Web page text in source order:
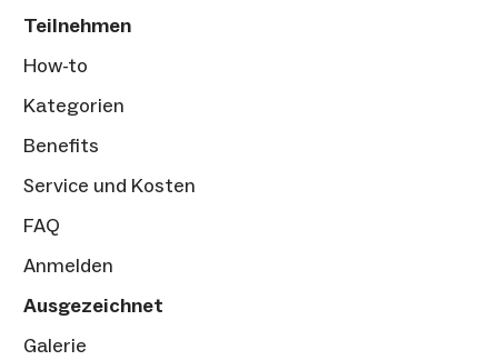
Teilnehmen
How-to
Kategorien
Benefits
Service und Kosten
FAQ
Anmelden
Ausgezeichnet
Galerie